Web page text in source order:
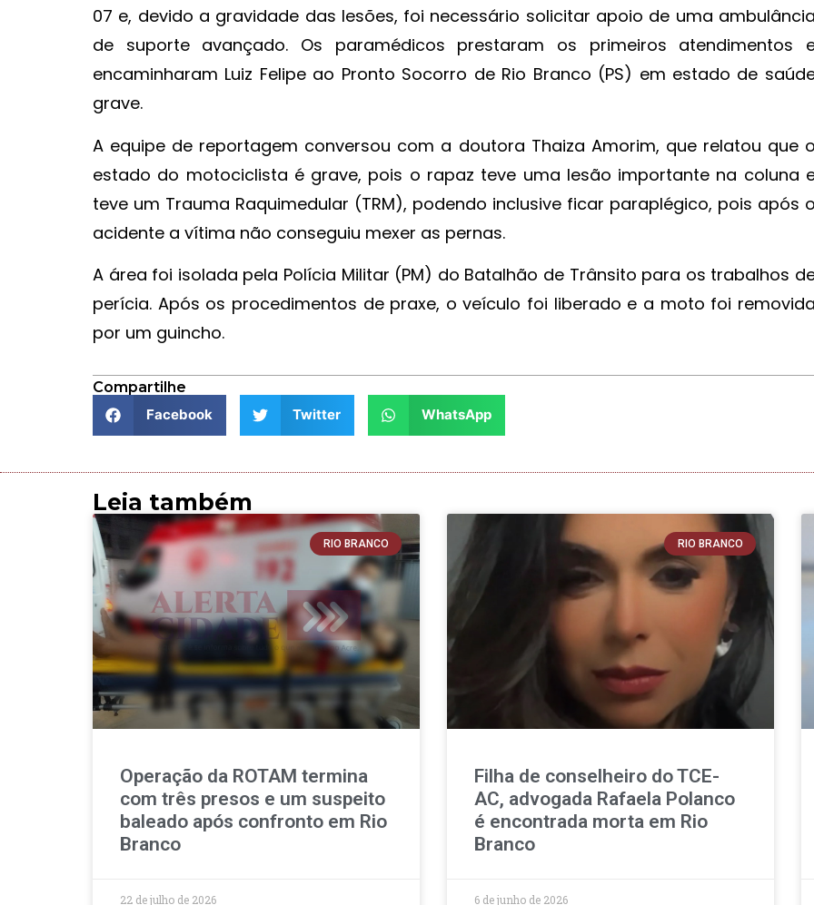
07 e, devido a gravidade das lesões, foi necessário solicitar apoio de uma ambulância
de suporte avançado. Os paramédicos prestaram os primeiros atendimentos
encaminharam Luiz Felipe ao Pronto Socorro de Rio Branco (PS) em estado de
grave.
A equipe de reportagem conversou com a doutora Thaiza Amorim, que relatou que o
estado do motociclista é grave, pois o rapaz teve uma lesão importante na coluna
teve um Trauma Raquimedular (TRM), podendo inclusive ficar paraplégico, pois após o
acidente a vítima não conseguiu mexer as pernas.
A área foi isolada pela Polícia Militar (PM) do Batalhão de Trânsito para os trabalhos
perícia. Após os procedimentos de praxe, o veículo foi liberado e a moto foi removida
por um guincho.
Compartilhe
Facebook
Twitter WhatsApp
Leia também
RIO BRANCO
Operação da ROTAM termina
com três presos e um suspeito
baleado após confronto em Rio
Branco
22 de julho de 2026
RIO BRANCO
Filha de conselheiro do TCE-
AC, advogada Rafaela Polanco
é encontrada morta em Rio
Branco
6 de junho de 2026